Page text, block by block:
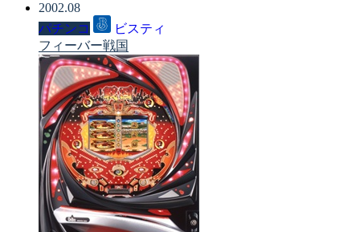
2002.08
パチンコ
ビスティ
フィーバー戦国